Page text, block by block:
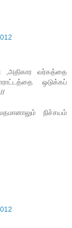
,அதிகார வர்கத்தை
ஒடுக்கப்
நிச்சயம்